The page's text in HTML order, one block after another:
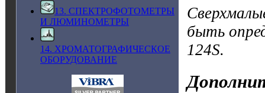
13. СПЕКТРОФОТОМЕТРЫ
И ЛЮМИНОМЕТРЫ
14. ХРОМАТОГРАФИЧЕСКОЕ
ОБОРУДОВАНИЕ
быть
124S.